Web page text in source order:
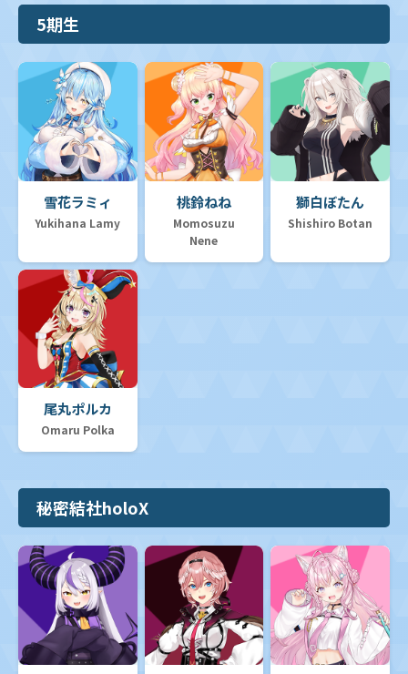
5期生
雪花ラミィ
Yukihana Lamy
桃鈴ねね
Momosuzu
Nene
獅白ぼたん
Shishiro Botan
尾丸ポルカ
Omaru Polka
秘密結社holoX